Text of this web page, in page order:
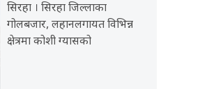
सिरहा । सिरहा जिल्लाका
गोलबजार, लहानलगायत विभिन्न
क्षेत्रमा कोशी ग्यासको